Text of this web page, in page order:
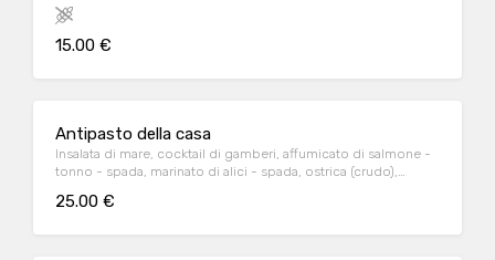
15.00 €
Antipasto della casa
Insalata di mare, cocktail di gamberi, affumicato di salmone -
tonno - spada, marinato di alici - spada, ostrica (crudo),
25.00 €